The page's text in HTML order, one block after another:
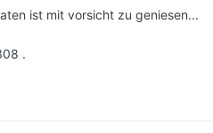
ist mit vorsicht zu geniesen...
.